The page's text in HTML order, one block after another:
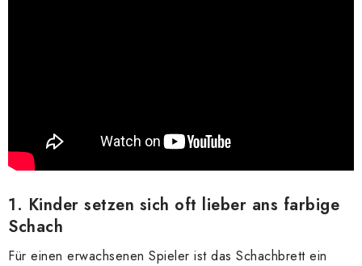
1. Kinder setzen sich oft lieber ans farbige
Schach
Für einen erwachsenen Spieler ist das Schachbrett ein